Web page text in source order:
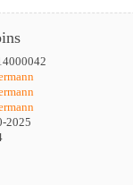
2025